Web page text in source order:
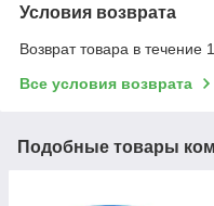
Условия возврата
Возврат товара в течение
Все условия возврата
Подобные товары